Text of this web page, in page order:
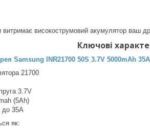
високострумовий акумулятор ваш
Ключові
Samsung INR21700 50S 3.7V 5000mAh 35A
21700
3.7V
(5Ah)
до 35А
як: